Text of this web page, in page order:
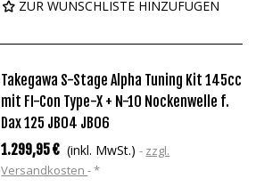
ZUR WUNSCHLISTE HINZUFÜGEN
Takegawa S-Stage Alpha Tuning Kit 145cc
mit FI-Con Type-X + N-10 Nockenwelle f.
Dax 125 JB04 JB06
1.299,95 € (inkl. MwSt.)
zzgl.
Versandkosten *